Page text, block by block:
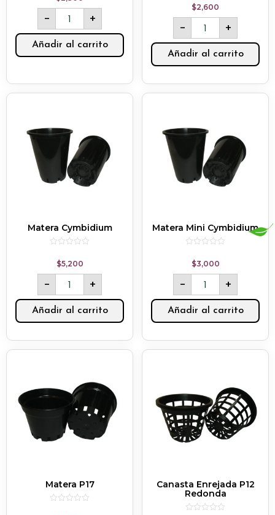
of
- +
Añadir al carrito
out
of
$2,600
- +
Añadir al carrito
Matera Cymbidium
out
of
$5,200
- +
Añadir al carrito
Matera Mini Cymbidium
out
of
$3,000
- +
Añadir al carrito
Matera P17
Canasta Enrejada P12
Redonda